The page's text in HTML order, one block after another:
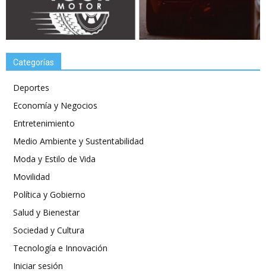
Categorías
Deportes
Economía y Negocios
Entretenimiento
Medio Ambiente y Sustentabilidad
Moda y Estilo de Vida
Movilidad
Política y Gobierno
Salud y Bienestar
Sociedad y Cultura
Tecnología e Innovación
Iniciar sesión